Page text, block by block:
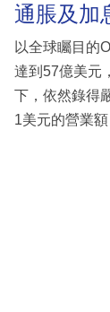
通脹及加
以全球矚目的
達到57億美元
下，依然錄得
1美元的營業